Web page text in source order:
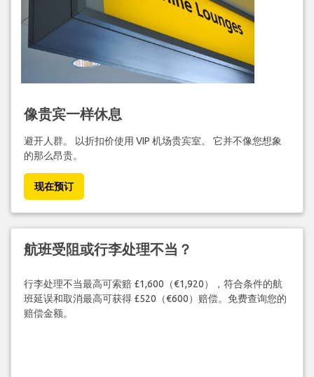
像贵宾一样休息
避开人群。 以折扣价使用 VIP 机场贵宾室。 它并不像您想象
的那么昂贵。
现在预订
航班受阻或行李处理不当？
行李处理不当最高可索赔 £1,600（€1,920），符合条件的航
班延误和取消最高可获得 £520（€600）赔偿。免费查询您的
赔偿金额。